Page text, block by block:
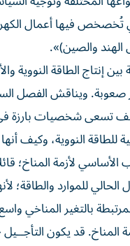
تُخصخص فيها أعمال
الهند والصين)».
إنتاج الطاقة
صعوبة. ويناقش الفصل
تسعى شخصيات بارزة
للطاقة النووية،
لأزمة المناخ؛
الحالي للموارد
بالتغير المناخي
المناخ. قد يكون